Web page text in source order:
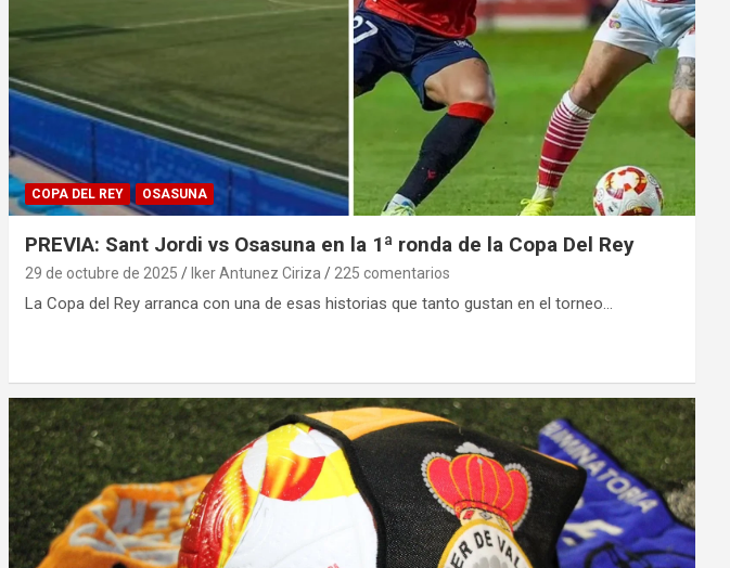
COPA DEL REY OSASUNA
PREVIA: Sant Jordi vs Osasuna en la 1ª ronda de la Copa Del Rey
29 de octubre de 2025 Iker Antunez Ciriza 225 comentarios
La Copa del Rey arranca con una de esas historias que tanto gustan en el torneo…